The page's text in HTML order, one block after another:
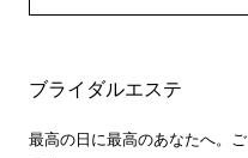
ブライダルエステ
最高の日に最高のあなたへ。ご